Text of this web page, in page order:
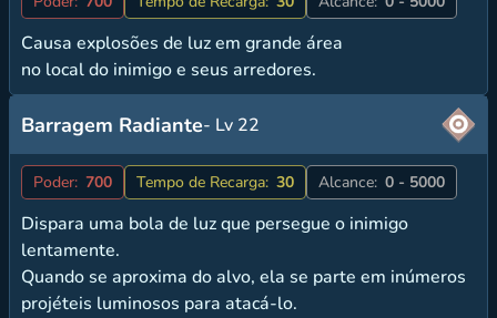
Causa explosões de luz em grande área
no local do inimigo e seus arredores.
Barragem Radiante- Lv 22
Poder: 700 Tempo de Recarga: 30 Alcance: 0 - 5000
Dispara uma bola de luz que persegue o inimigo
lentamente.
Quando se aproxima do alvo, ela se parte em inúmeros
projéteis luminosos para atacá-lo.